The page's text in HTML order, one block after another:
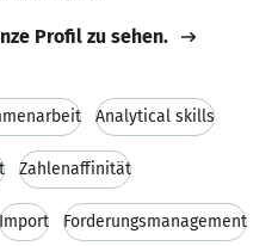
Profil zu sehen.
Analytical skills
Zahlenaffinität
Import Forderungsmanagement